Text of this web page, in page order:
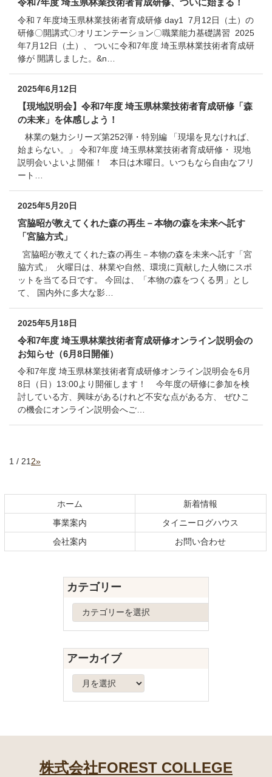
令和7年度 埼玉県林業技術者育成研修、ついに始まる！
令和７年度埼玉県林業技術者育成研修 day1 7月12日（土）の
研修〇開講式〇オリエンテーション〇職業能力基礎講習 2025
年7月12日（土）、 ついに令和7年度 埼玉県林業技術者育成研
修が 開講しました。&n…
2025年6月12日
【現地説明会】令和7年度 埼玉県林業技術者育成研修「森
の未来」を体感しよう！
林業の魅力シリーズ第252弾・特別編 「現場を見なければ、
始まらない。」 令和7年度 埼玉県林業技術者育成研修・ 現地
説明会いよいよ開催！ 本日は木曜日。いつもなら自由なフリ
ート…
2025年5月20日
宮脇昭が教えてくれた森の再生－本物の森を未来へ託す
「宮脇方式」
宮脇昭が教えてくれた森の再生－本物の森を未来へ託す「宮
脇方式」 火曜日は、林業や自然、環境に貢献した人物にスポ
ットを当てる日です。 今回は、「本物の森をつくる男」とし
て、 国内外に多大な影…
2025年5月18日
令和7年度 埼玉県林業技術者育成研修オンライン説明会の
お知らせ（6月8日開催）
令和7年度 埼玉県林業技術者育成研修オンライン説明会を6月
8日（日）13:00より開催します！ 今年度の研修に参加を検
討している方、興味があるけれど不安な点がある方、 ぜひこ
の機会にオンライン説明会へご…
1 / 21 2»
ン
文
の
へ
ホーム
新着情報
事業案内
タイニーログハウス
会社案内
お問い合わせ
カテゴリー
ゴ
リ
ー
アーカイブ
ー
カ
株式会社FOREST COLLEGE